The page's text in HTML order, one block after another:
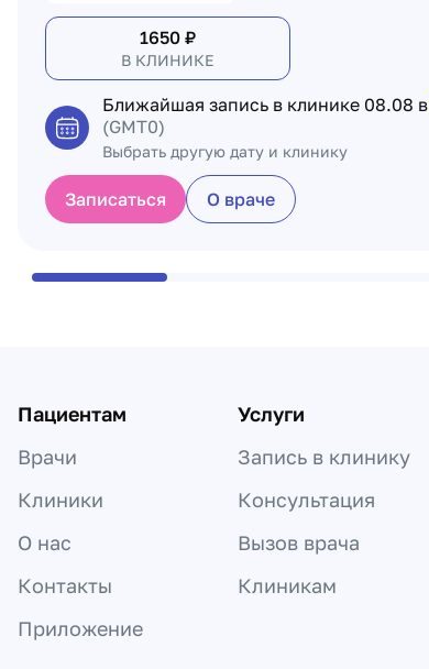
1650 ₽
В КЛИНИКЕ
Ближайшая запись в клинике 08.08 в
(GMT0)
Выбрать другую дату и клинику
Записаться О враче
Пациентам
Врачи
Клиники
О нас
Контакты
Приложение
Услуги
Запись в клинику
Консультация
Вызов врача
Клиникам